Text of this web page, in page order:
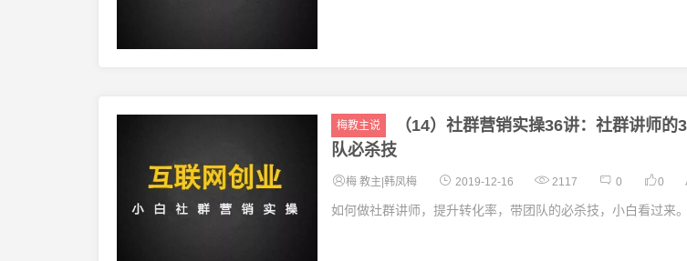
梅教主说
（14）社群营销实操36讲：社群讲师的
队必杀技
梅 教主|韩凤梅 2019-12-16 2117 0 0
如何做社群讲师，提升转化率，带团队的必杀技，小白看过来。